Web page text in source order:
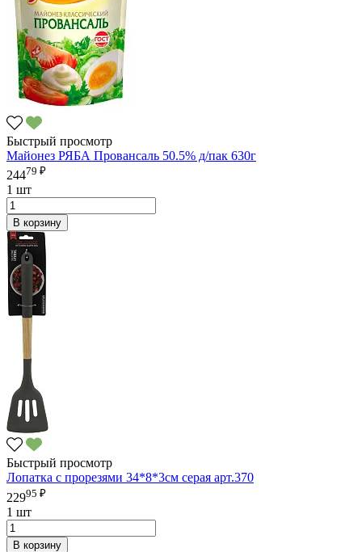
Быстрый просмотр
Майонез РЯБА Провансаль 50.5% д/пак 630г
24479 ₽
1 шт
В корзину
Быстрый просмотр
Лопатка с прорезями 34*8*3см серая арт.370
22995 ₽
1 шт
В корзину